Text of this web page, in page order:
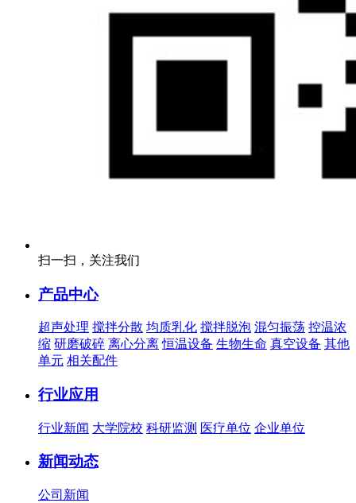
扫一扫，关注我们
产品中心
超声处理 搅拌分散 均质乳化 搅拌脱泡 混匀振荡 控温浓
缩 研磨破碎 离心分离 恒温设备 生物生命 真空设备 其他
单元 相关配件
行业应用
行业新闻 大学院校 科研监测 医疗单位 企业单位
新闻动态
公司新闻